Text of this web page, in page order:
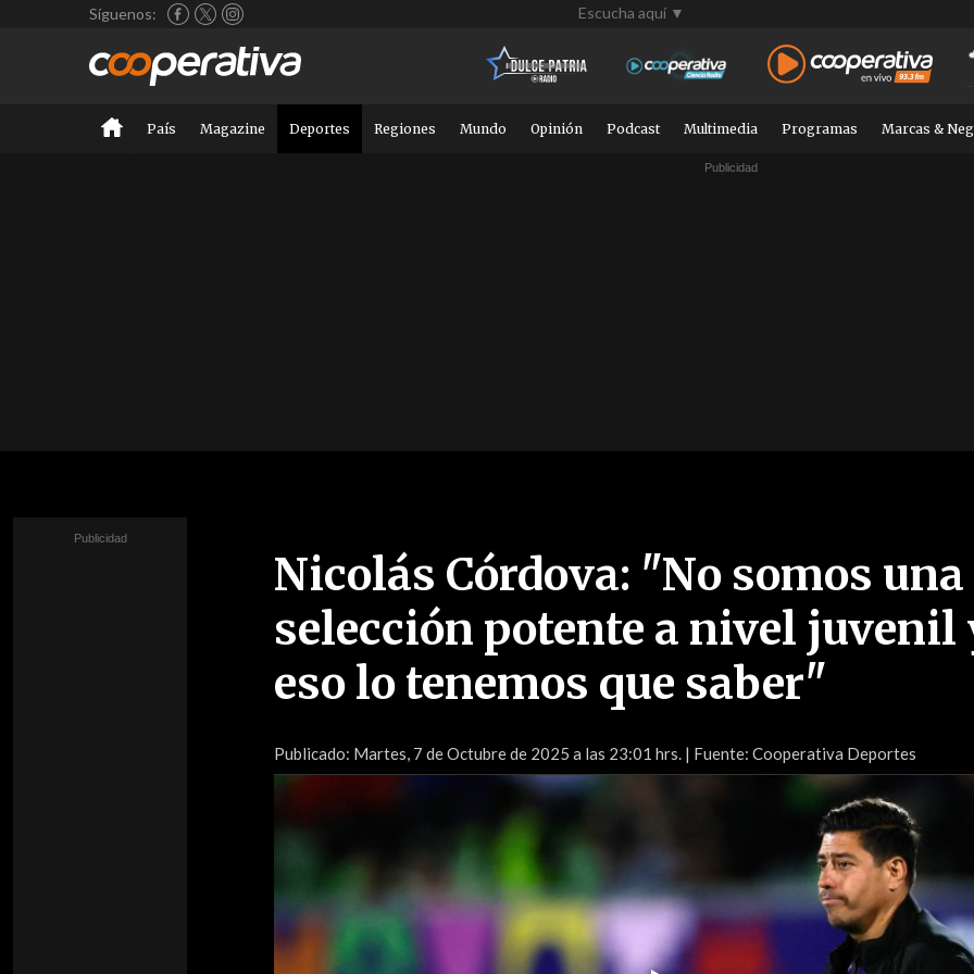
Síguenos: Escucha aquí ▼
País Magazine Deportes Regiones Mundo Opinión Podcast Multimedia Programas Marcas &
Nicolás Córdova: "No somos una
selección potente a nivel juvenil
eso lo tenemos que saber"
Publicado: Martes, 7 de Octubre de 2025 a las 23:01 hrs. | Fuente: Cooperativa Deportes